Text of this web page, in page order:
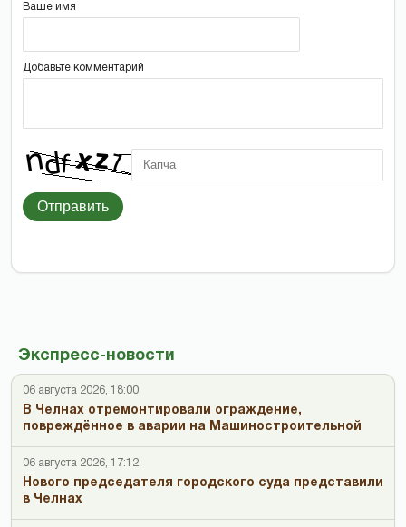
Экспресс-новости
06 августа 2026, 18:00
В Челнах отремонтировали ограждение,
повреждённое в аварии на Машиностроительной
06 августа 2026, 17:12
Нового председателя городского суда представили
в Челнах
Ваше имя
Добавьте комментарий
Отправить